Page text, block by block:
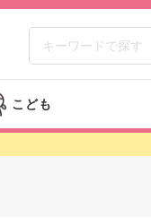
こども